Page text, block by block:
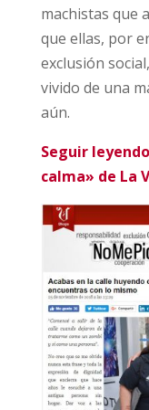
machistas que
que ellas, por
exclusión
vivido de una
aún.
Seguir
calma» de La